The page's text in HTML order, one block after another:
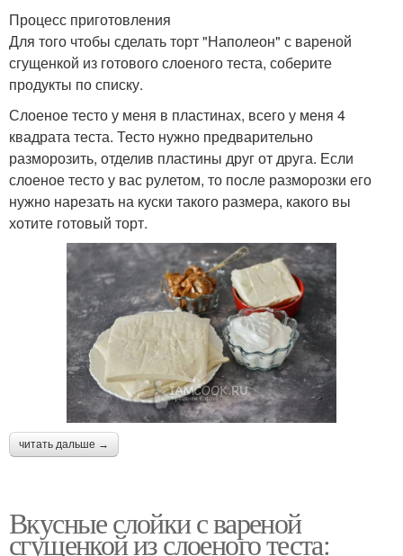
Процесс приготовления
Для того чтобы сделать торт "Наполеон" с вареной
сгущенкой из готового слоеного теста, соберите
продукты по списку.
Слоеное тесто у меня в пластинах, всего у меня 4
квадрата теста. Тесто нужно предварительно
разморозить, отделив пластины друг от друга. Если
слоеное тесто у вас рулетом, то после разморозки его
нужно нарезать на куски такого размера, какого вы
хотите готовый торт.
читать дальше →
Вкусные слойки с вареной
сгущенкой из слоеного теста: